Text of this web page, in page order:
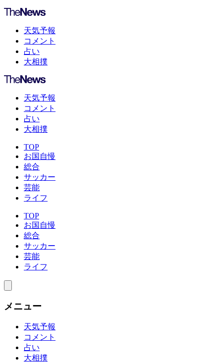
天気予報
コメント
占い
大相撲
天気予報
コメント
占い
大相撲
TOP
お国自慢
総合
サッカー
芸能
ライフ
TOP
お国自慢
総合
サッカー
芸能
ライフ
メニュー
天気予報
コメント
占い
大相撲